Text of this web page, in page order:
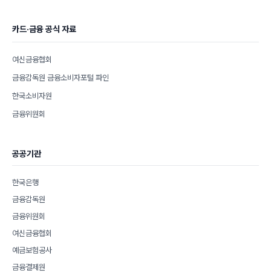
카드·금융 공식 자료
여신금융협회
금융감독원 금융소비자포털 파인
한국소비자원
금융위원회
공공기관
한국은행
금융감독원
금융위원회
여신금융협회
예금보험공사
금융결제원